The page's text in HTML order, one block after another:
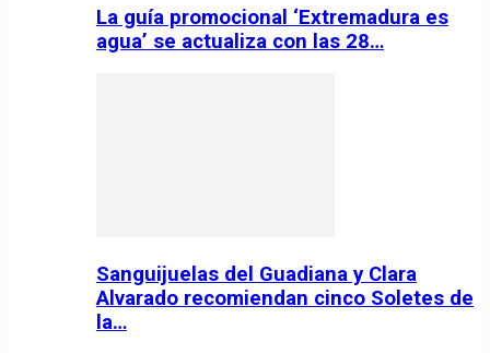
La guía promocional ‘Extremadura es
agua’ se actualiza con las 28…
Sanguijuelas del Guadiana y Clara
Alvarado recomiendan cinco Soletes de
la…